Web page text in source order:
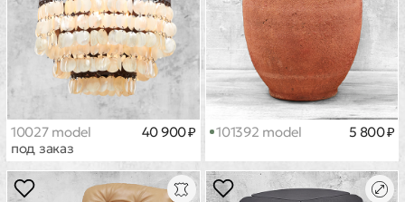
10027 model
под заказ
40 900 ₽ 101392 model 5 800 ₽